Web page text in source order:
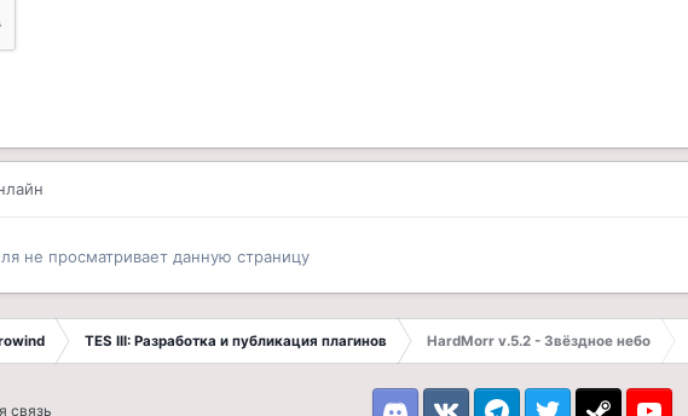
не просматривает данную страницу
TES III: Разработка и публикация плагинов HardMorr v.5.2 - Звёздное небо
связь